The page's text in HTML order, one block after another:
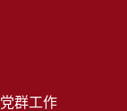
党群工作